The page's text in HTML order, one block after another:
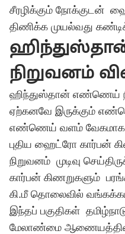
சீரழிக்கும் நோக்குடன்
திணிக்க முயல்வது
நிறுவனம்
ஹிந்துஸ்தான் எண்ணெய்
ஏற்கனவே இருக்கும்
எண்ணெய் வளம் வேகமாக
புதிய ஹைட்ரோ கார்பன்
நிறுவனம் முடிவு
கார்பன் கிணறுகளும்
கி.மீ தொலைவில்
இந்தப் பகுதிகள்
மேலாண்மை ஆணையத்தின்